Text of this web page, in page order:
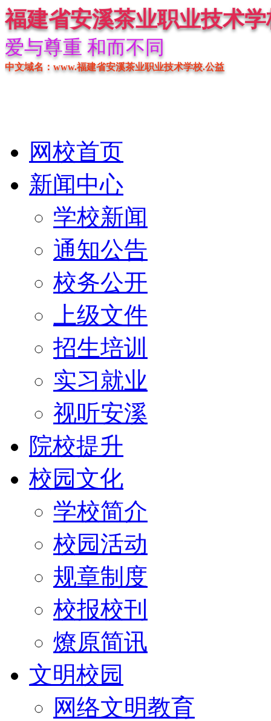
福建省安溪茶业职业技术学
爱与尊重 和而不同
中文域名：www.福建省安溪茶业职业技术学校.公益
网校首页
新闻中心
学校新闻
通知公告
校务公开
上级文件
招生培训
实习就业
视听安溪
院校提升
校园文化
学校简介
校园活动
规章制度
校报校刊
燎原简讯
文明校园
网络文明教育